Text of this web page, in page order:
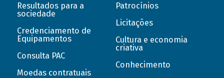
Resultados para a
sociedade
Credenciamento de
Equipamentos
Consulta PAC
Moedas contratuais
Patrocínios
Licitações
Cultura e economia
criativa
Conhecimento